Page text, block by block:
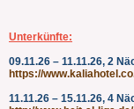
Unterkünfte:
09.11.26 – 11.11.26, 2
https://
11.11.26 – 15.11.26, 4